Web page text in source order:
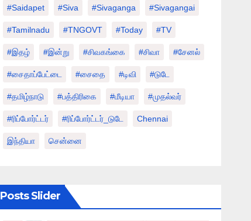
#saidapet #Siva #Sivaganga #sivagangai
#tamilnadu #TNGOVT #today #TV
#இதழ் #இன்று #சிவகங்கை #சிவா #சேனல்
#சைதாப்பேட்டை #சைதை #டிவி #டுடே
#தமிழ்நாடு #பத்திரிகை #மீடியா #முதல்வர்
#ரிப்போர்ட்டர் #ரிப்போர்ட்டர்_டுடே Chennai
இந்தியா சென்னை
Posts Slider